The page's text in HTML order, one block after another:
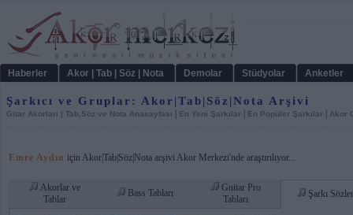
Haberler Akor | Tab | Söz | Nota Demolar Stüdyolar Anketler
Şarkıcı ve Gruplar: Akor|Tab|Söz|Nota Arşivi
Gitar Akorları | Tab,Söz ve Nota Anasayfası En Yeni Şarkılar En Popüler Şarkılar Akor
Emre Aydın için Akor|Tab|Söz|Nota arşivi Akor Merkezi'nde araştırılıyor...
Akorlar ve
Tablar
Bass Tabları
Guitar Pro
Tabları
Şarkı